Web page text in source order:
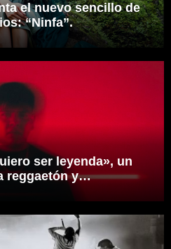
el nuevo sencillo de
“Ninfa”.
ser leyenda», un
reggaetón y
visión propia
Mexicano.